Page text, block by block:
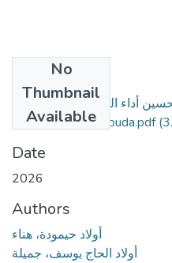
No
Thumbnail
Available
أداء المنظمات الاقتصادية-
Hanou Ouladhaimouda.pdf
Date
2026
Authors
أولاد حيمودة، هناء
أولاد الحاج يوسف، جميلة